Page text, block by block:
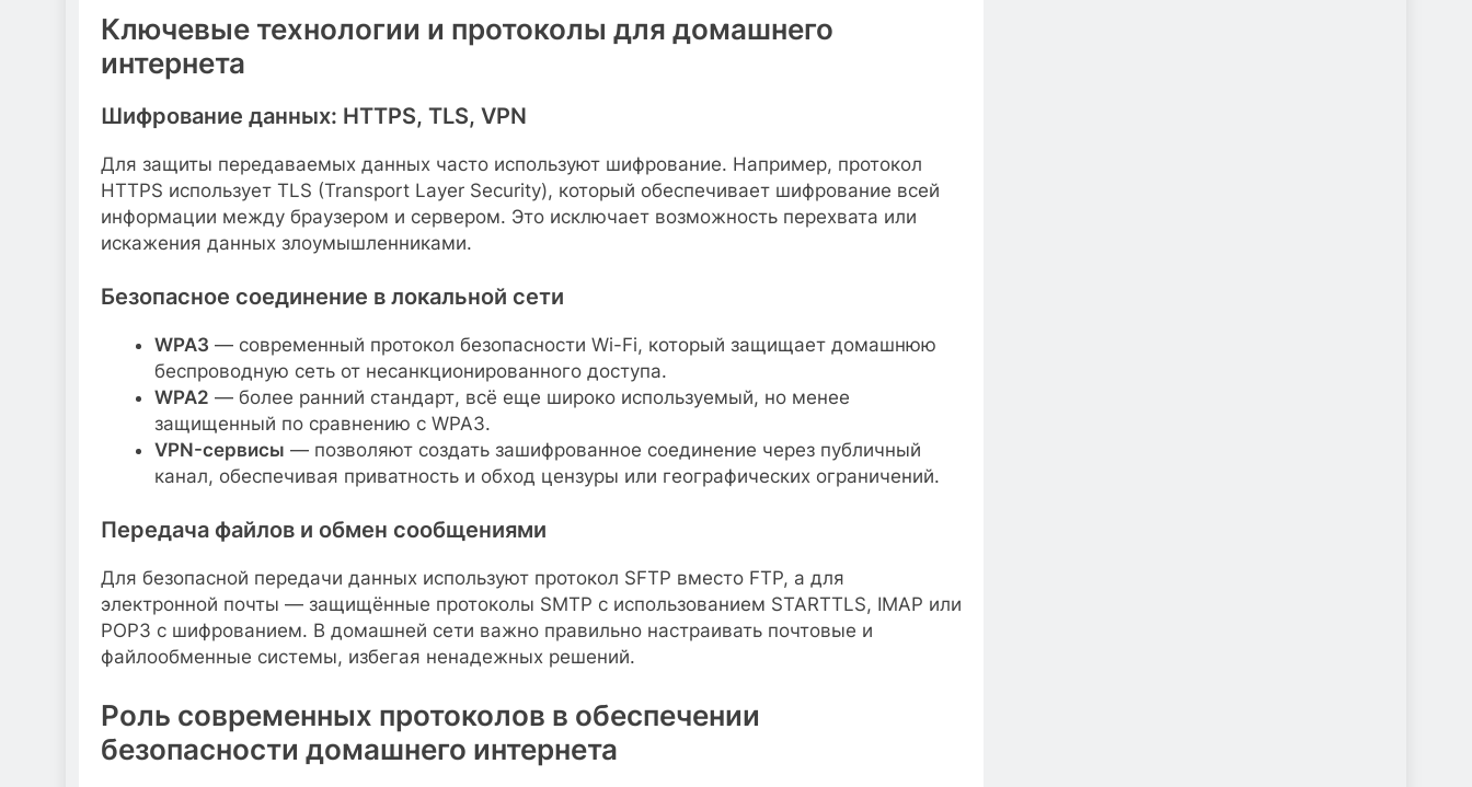
Ключевые технологии и протоколы для домашнего
интернета
Шифрование данных: HTTPS, TLS, VPN
Для защиты передаваемых данных часто используют шифрование. Например, протокол
HTTPS использует TLS (Transport Layer Security), который обеспечивает шифрование всей
информации между браузером и сервером. Это исключает возможность перехвата или
искажения данных злоумышленниками.
Безопасное соединение в локальной сети
WPA3 — современный протокол безопасности Wi-Fi, который защищает домашнюю
беспроводную сеть от несанкционированного доступа.
WPA2 — более ранний стандарт, всё еще широко используемый, но менее
защищенный по сравнению с WPA3.
VPN-сервисы — позволяют создать зашифрованное соединение через публичный
канал, обеспечивая приватность и обход цензуры или географических ограничений.
Передача файлов и обмен сообщениями
Для безопасной передачи данных используют протокол SFTP вместо FTP, а для
электронной почты — защищённые протоколы SMTP с использованием STARTTLS, IMAP или
POP3 с шифрованием. В домашней сети важно правильно настраивать почтовые и
файлообменные системы, избегая ненадежных решений.
Роль современных протоколов в обеспечении
безопасности домашнего интернета